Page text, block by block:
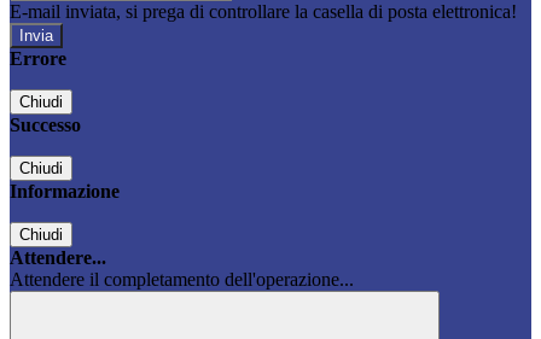
E-mail inviata, si prega di controllare la casella di posta elettronica!
Errore
Chiudi
Successo
Chiudi
Informazione
Chiudi
Attendere...
Attendere il completamento dell'operazione...